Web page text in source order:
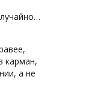
карман,
а не